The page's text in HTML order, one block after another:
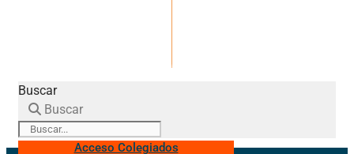
Buscar
Buscar
Acceso Colegiados